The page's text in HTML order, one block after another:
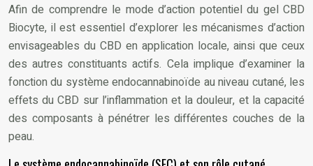
Afin de comprendre le mode d’action potentiel du gel CBD
Biocyte, il est essentiel d’explorer les mécanismes d’action
envisageables du CBD en application locale, ainsi que ceux
des autres constituants actifs. Cela implique d’examiner la
fonction du système endocannabinoïde au niveau cutané, les
effets du CBD sur l’inflammation et la douleur, et la capacité
des composants à pénétrer les différentes couches de la
peau.